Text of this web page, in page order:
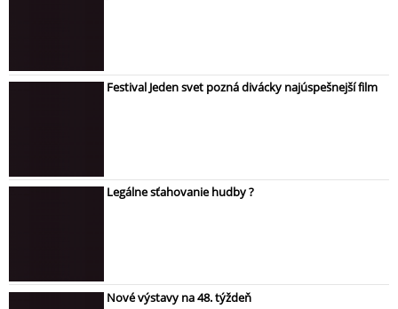
Festival Jeden svet pozná divácky najúspešnejší film
Legálne sťahovanie hudby ?
Nové výstavy na 48. týždeň